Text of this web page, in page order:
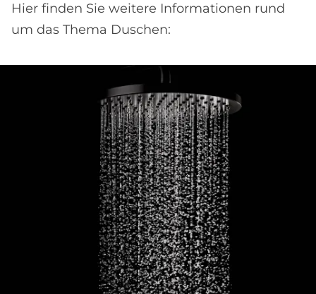
Hier finden Sie weitere Informationen rund
um das Thema Duschen: